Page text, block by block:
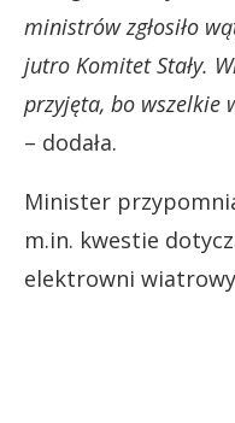
ministrów zgłosiło
jutro Komitet Stały.
przyjęta, bo wszelkie
– dodała.
Minister
m.in. kwestie
elektrowni